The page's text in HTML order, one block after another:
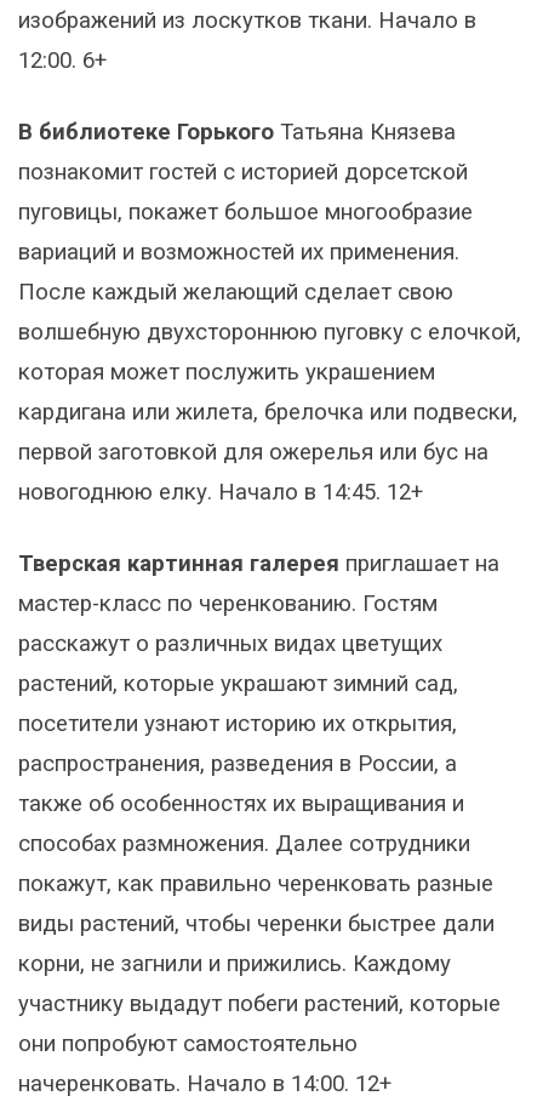
изображений из лоскутков ткани. Начало в
12:00. 6+
В библиотеке Горького Татьяна Князева
познакомит гостей с историей дорсетской
пуговицы, покажет большое многообразие
вариаций и возможностей их применения.
После каждый желающий сделает свою
волшебную двухстороннюю пуговку с елочкой,
которая может послужить украшением
кардигана или жилета, брелочка или подвески,
первой заготовкой для ожерелья или бус на
новогоднюю елку. Начало в 14:45. 12+
Тверская картинная галерея приглашает на
мастер-класс по черенкованию. Гостям
расскажут о различных видах цветущих
растений, которые украшают зимний сад,
посетители узнают историю их открытия,
распространения, разведения в России, а
также об особенностях их выращивания и
способах размножения. Далее сотрудники
покажут, как правильно черенковать разные
виды растений, чтобы черенки быстрее дали
корни, не загнили и прижились. Каждому
участнику выдадут побеги растений, которые
они попробуют самостоятельно
начеренковать. Начало в 14:00. 12+